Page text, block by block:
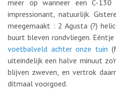
meer op wanneer een C-
impressionant, natuurlijk.
meegemaakt : 2 Agusta (?)
buurt bleven rondvliegen.
voetbalveld achter onze tuin
uiteindelijk een halve minuut
blijven zweven, en vertrok
ditmaal voorgoed.